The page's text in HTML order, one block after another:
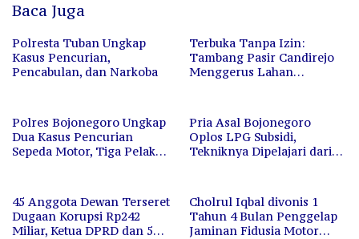
Baca Juga
Polresta Tuban Ungkap
Kasus Pencurian,
Pencabulan, dan Narkoba
Terbuka Tanpa Izin:
Tambang Pasir Candirejo
Menggerus Lahan
Polres Bojonegoro Ungkap
Dua Kasus Pencurian
Sepeda Motor, Tiga Pelaku
Pria Asal Bojonegoro
Oplos LPG Subsidi,
Tekniknya Dipelajari dari
45 Anggota Dewan Terseret
Dugaan Korupsi Rp242
Miliar, Ketua DPRD dan 5
Cholrul Iqbal divonis 1
Tahun 4 Bulan Penggelap
Jaminan Fidusia Motor